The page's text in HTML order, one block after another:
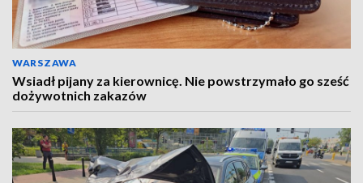
WARSZAWA
Wsiadł pijany za kierownicę. Nie powstrzymało go sześć
dożywotnich zakazów